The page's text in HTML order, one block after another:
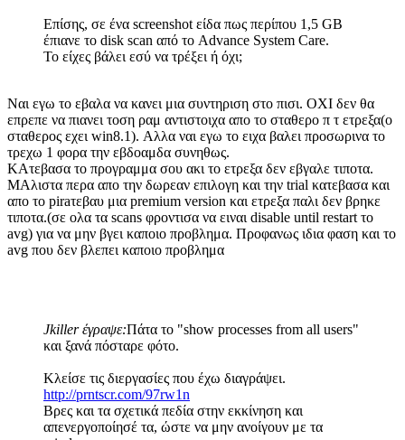
Επίσης, σε ένα screenshot είδα πως περίπου 1,5 GB
έπιανε το disk scan από το Advance System Care.
Το είχες βάλει εσύ να τρέξει ή όχι;
Nαι εγω το εβαλα να κανει μια συντηριση στο πισι. ΟΧΙ δεν θα
επρεπε να πιανει τοση ραμ αντιστοιχα απο το σταθερο π τ ετρεξα(ο
σταθερος εχει win8.1). Aλλα ναι εγω το ειχα βαλει προσωρινα το
τρεχω 1 φορα την εβδοαμδα συνηθως.
ΚΑτεβασα το προγραμμα σου ακι το ετρεξα δεν εβγαλε τιποτα.
ΜΑλιστα περα απο την δωρεαν επιλογη και την trial κατεβασα και
απο το piraτεβαυ μια premium version και ετρεξα παλι δεν βρηκε
τιποτα.(σε ολα τα scans φροντισα να ειναι disable until restart το
avg) για να μην βγει καποιο προβλημα. Προφανως ιδια φαση και το
avg που δεν βλεπει καποιο προβλημα
Jkiller έγραψε:Πάτα το "show processes from all users"
και ξανά πόσταρε φότο.
Κλείσε τις διεργασίες που έχω διαγράψει.
http://prntscr.com/97rw1n
Βρες και τα σχετικά πεδία στην εκκίνηση και
απενεργοποίησέ τα, ώστε να μην ανοίγουν με τα